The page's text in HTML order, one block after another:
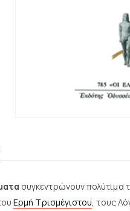
συγκεντρώνουν πολύτιμα
Ερμή Τρισμέγιστου, τους